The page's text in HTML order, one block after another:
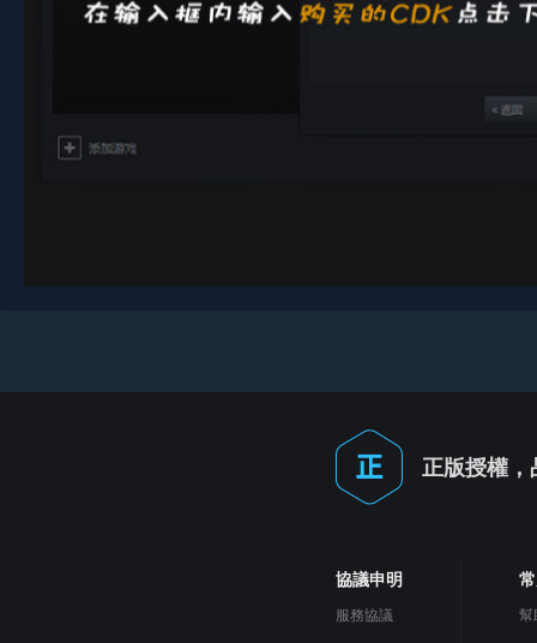
正版授權，
協議申明
服務協議
幫